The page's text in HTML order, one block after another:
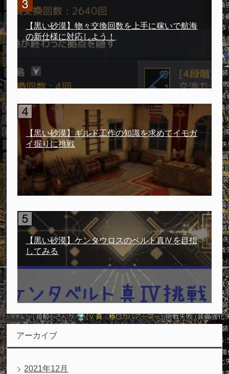
【黒い砂漠】物々交換回数を上手に稼いで航海
の新仕様に対応しよう！
【黒い砂漠】ギルド工作の知識を求めてイモガ
イ掘りに挑戦
【黒い砂漠】ケンタウロスのベルト真Ⅳを目指
してみる
アーカイブ
2021年12月